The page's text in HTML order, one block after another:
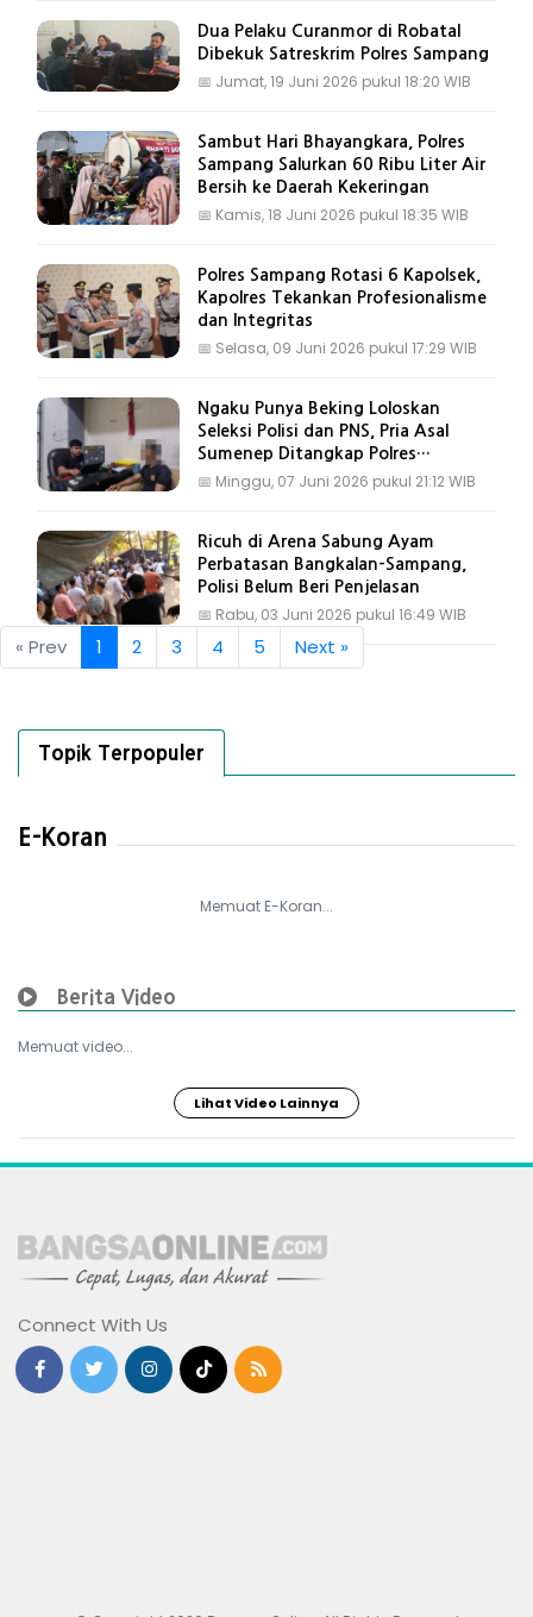
Dua Pelaku Curanmor di Robatal
Dibekuk Satreskrim Polres Sampang
📅 Jumat, 19 Juni 2026 pukul 18:20 WIB
Sambut Hari Bhayangkara, Polres
Sampang Salurkan 60 Ribu Liter Air
Bersih ke Daerah Kekeringan
📅 Kamis, 18 Juni 2026 pukul 18:35 WIB
Polres Sampang Rotasi 6 Kapolsek,
Kapolres Tekankan Profesionalisme
dan Integritas
📅 Selasa, 09 Juni 2026 pukul 17:29 WIB
Ngaku Punya Beking Loloskan
Seleksi Polisi dan PNS, Pria Asal
Sumenep Ditangkap Polres
Sampang
📅 Minggu, 07 Juni 2026 pukul 21:12 WIB
Ricuh di Arena Sabung Ayam
Perbatasan Bangkalan-Sampang,
Polisi Belum Beri Penjelasan
📅 Rabu, 03 Juni 2026 pukul 16:49 WIB
« Prev 1 2 3 4 5 Next »
Topik Terpopuler
E-Koran
Memuat E-Koran...
Berita Video
Memuat video...
Lihat Video Lainnya
Connect With Us